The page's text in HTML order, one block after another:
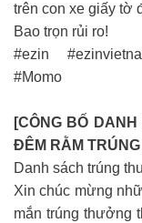
trên con xe giấy tờ
Bao trọn rủi ro!
#ezin
#Momo
[CÔNG BỐ
ĐÊM RẰM
Danh sách trúng
Xin chúc mừng
mắn trúng thưởng